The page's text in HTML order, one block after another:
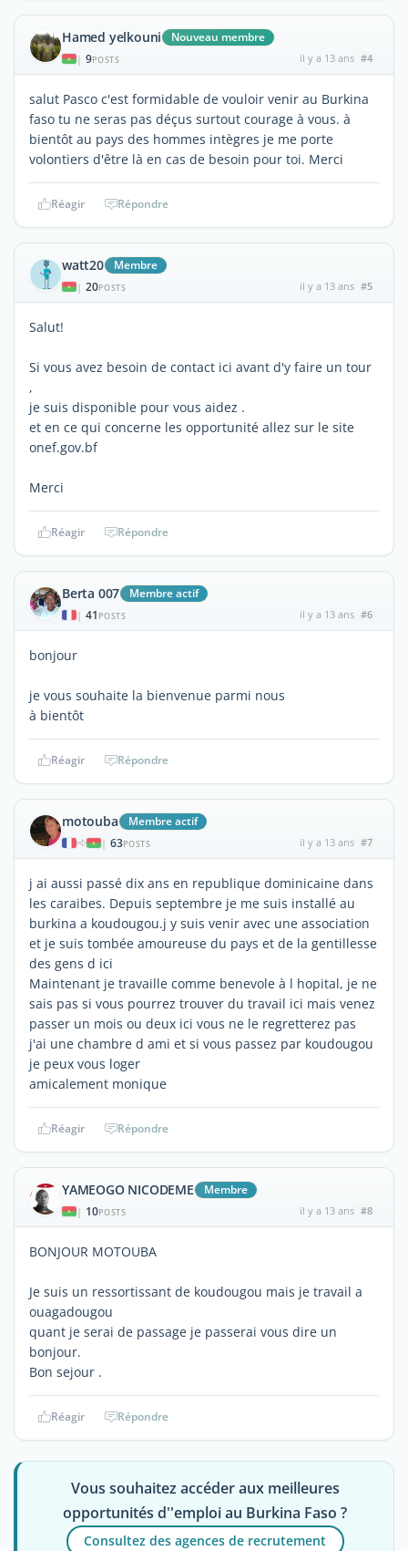
Hamed yelkouni Nouveau membre
| 9POSTS il y a 13 ans #4
salut Pasco c'est formidable de vouloir venir au Burkina
faso tu ne seras pas déçus surtout courage à vous. à
bientôt au pays des hommes intègres je me porte
volontiers d'être là en cas de besoin pour toi. Merci
Réagir Répondre
watt20 Membre
| 20POSTS il y a 13 ans #5
Salut!
Si vous avez besoin de contact ici avant d'y faire un tour
,
je suis disponible pour vous aidez .
et en ce qui concerne les opportunité allez sur le site
onef.gov.bf
Merci
Réagir Répondre
Berta 007 Membre actif
| 41 POSTS il y a 13 ans #6
bonjour
je vous souhaite la bienvenue parmi nous
à bientôt
Réagir Répondre
motouba Membre actif
| 63POSTS il y a 13 ans #7
j ai aussi passé dix ans en republique dominicaine dans
les caraibes. Depuis septembre je me suis installé au
burkina a koudougou.j y suis venir avec une association
et je suis tombée amoureuse du pays et de la gentillesse
des gens d ici
Maintenant je travaille comme benevole à l hopital, je ne
sais pas si vous pourrez trouver du travail ici mais venez
passer un mois ou deux ici vous ne le regretterez pas
j'ai une chambre d ami et si vous passez par koudougou
je peux vous loger
amicalement monique
Réagir Répondre
YAMEOGO NICODEME Membre
| 10POSTS il y a 13 ans #8
BONJOUR MOTOUBA
Je suis un ressortissant de koudougou mais je travail a
ouagadougou
quant je serai de passage je passerai vous dire un
bonjour.
Bon sejour .
Réagir Répondre
Vous souhaitez accéder aux meilleures
opportunités d''emploi au Burkina Faso ?
Consultez des agences de recrutement